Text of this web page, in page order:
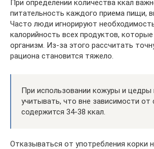
При определении количества ккал
питательность каждого приема пищи,
Часто люди игнорируют
калорийность всех продуктов,
организм. Из-за этого рассчитать
рациона становится тяжело.
При использовании кожуры и цедры
учитывать, что вне зависимости от
содержится 34-38 ккал.
Отказываться от употребления корки